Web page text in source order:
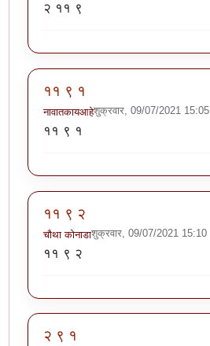
२ ११ ९
११ ९ १
नावातकायआहेशुक्रवार, 09/07/2021 15:05
११ ९ १
११ ९ २
चौथा कोनाडाशुक्रवार, 09/07/2021 15:10
११ ९ २
२ ९ १